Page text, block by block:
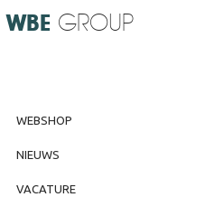
WBE GROUP
WEBSHOP
NIEUWS
VACATURE